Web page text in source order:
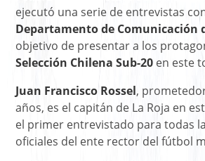
ejecutó una serie de entrevistas
Departamento de Comunicación
objetivo de presentar a los
Selección Chilena Sub-20 en este
Juan Francisco Rossel,
años, es el capitán de La Roja en
el primer entrevistado para todas
oficiales del ente rector del fútbol